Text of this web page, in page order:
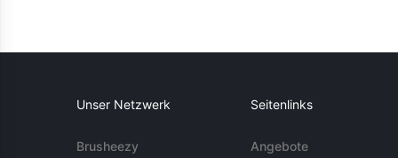
Unser Netzwerk
Brusheezy
Seitenlinks
Angebote